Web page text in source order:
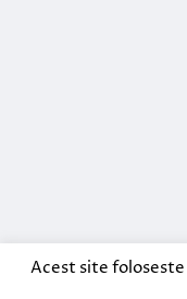
Acest site